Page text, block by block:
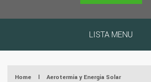
LISTA MENU
Home | Aerotermia y Energia Solar